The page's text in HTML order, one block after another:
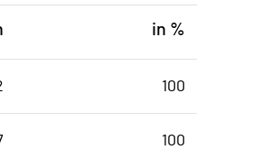
in %
100
100